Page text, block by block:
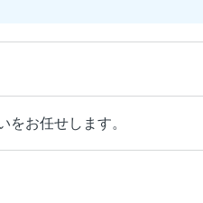
お任せします。